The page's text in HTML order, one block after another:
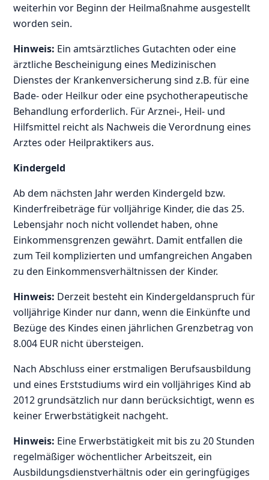
weiterhin vor Beginn der Heilmaßnahme ausgestellt
worden sein.
Hinweis: Ein amtsärztliches Gutachten oder eine
ärztliche Bescheinigung eines Medizinischen
Dienstes der Krankenversicherung sind z.B. für eine
Bade- oder Heilkur oder eine psychotherapeutische
Behandlung erforderlich. Für Arznei-, Heil- und
Hilfsmittel reicht als Nachweis die Verordnung eines
Arztes oder Heilpraktikers aus.
Kindergeld
Ab dem nächsten Jahr werden Kindergeld bzw.
Kinderfreibeträge für volljährige Kinder, die das 25.
Lebensjahr noch nicht vollendet haben, ohne
Einkommensgrenzen gewährt. Damit entfallen die
zum Teil komplizierten und umfangreichen Angaben
zu den Einkommensverhältnissen der Kinder.
Hinweis: Derzeit besteht ein Kindergeldanspruch für
volljährige Kinder nur dann, wenn die Einkünfte und
Bezüge des Kindes einen jährlichen Grenzbetrag von
8.004 EUR nicht übersteigen.
Nach Abschluss einer erstmaligen Berufsausbildung
und eines Erststudiums wird ein volljähriges Kind ab
2012 grundsätzlich nur dann berücksichtigt, wenn es
keiner Erwerbstätigkeit nachgeht.
Hinweis: Eine Erwerbstätigkeit mit bis zu 20 Stunden
regelmäßiger wöchentlicher Arbeitszeit, ein
Ausbildungsdienstverhältnis oder ein geringfügiges